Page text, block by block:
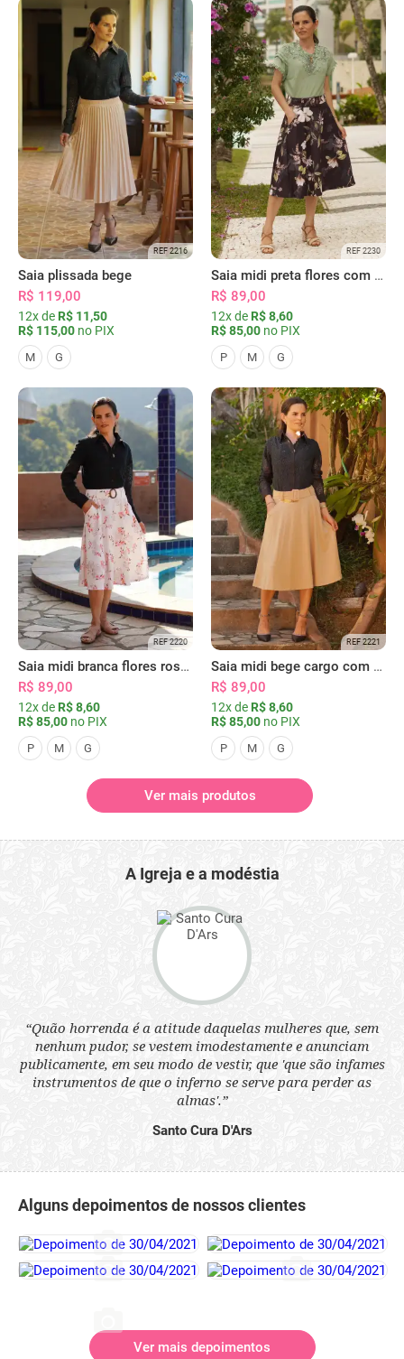
REF 2216
Saia plissada bege
R$ 119,00
12x de R$ 11,50
R$ 115,00 no PIX
M G
REF 2230
Saia midi preta flores com bolsos
R$ 89,00
12x de R$ 8,60
R$ 85,00 no PIX
P M G
REF 2220
Saia midi branca flores rosas com bolsos
R$ 89,00
12x de R$ 8,60
R$ 85,00 no PIX
P M G
REF 2221
Saia midi bege cargo com bolsos
R$ 89,00
12x de R$ 8,60
R$ 85,00 no PIX
P M G
Ver mais produtos
A Igreja e a modéstia
“Quão horrenda é a atitude daquelas mulheres que, sem
nenhum pudor, se vestem imodestamente e anunciam
publicamente, em seu modo de vestir, que 'que são infames
instrumentos de que o inferno se serve para perder as
almas'.”
Santo Cura D'Ars
Alguns depoimentos de nossos clientes
Ver mais depoimentos